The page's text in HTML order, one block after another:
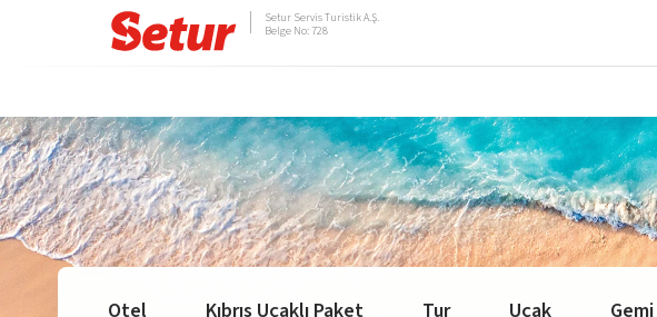
Setur Servis Turistik A.Ş.
Belge No: 728
Otel Kıbrıs Uçaklı Paket Tur Uçak Gemi